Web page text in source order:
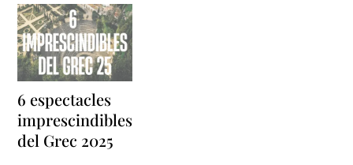
6 espectacles
imprescindibles
del Grec 2025